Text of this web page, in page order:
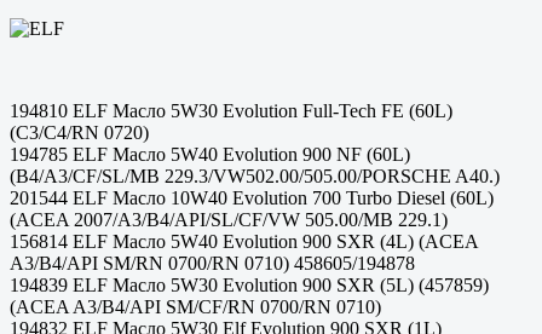
194810 ELF Масло 5W30 Evolution Full-Tech FE (60L)
(C3/C4/RN 0720)
194785 ELF Масло 5W40 Evolution 900 NF (60L)
(B4/A3/CF/SL/MB 229.3/VW502.00/505.00/PORSCHE A40.)
201544 ELF Масло 10W40 Evolution 700 Turbo Diesel (60L)
(ACEA 2007/A3/B4/API/SL/CF/VW 505.00/MB 229.1)
156814 ELF Масло 5W40 Evolution 900 SXR (4L) (ACEA
A3/B4/API SM/RN 0700/RN 0710) 458605/194878
194839 ELF Масло 5W30 Evolution 900 SXR (5L) (457859)
(ACEA A3/B4/API SM/CF/RN 0700/RN 0710)
194832 ELF Масло 5W30 Elf Evolution 900 SXR (1L)